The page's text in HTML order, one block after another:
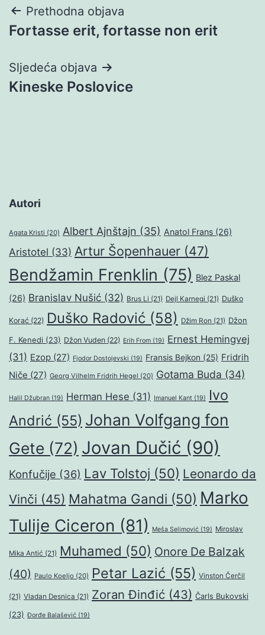
Navigacija
objava
Prethodna objava
Fortasse erit, fortasse non erit
Sljedeća objava
Kineske Poslovice
Autori
Agata Kristi (20) Albert Ajnštajn (35) Anatol Frans (26)
Aristotel (33) Artur Šopenhauer (47)
Bendžamin Frenklin (75) Blez Paskal
(26) Branislav Nušić (32) Brus Li (21) Dejl Karnegi (21) Duško
Korać (22) Duško Radović (58) Džim Ron (21) Džon
F. Kenedi (23) Džon Vuden (22) Erih From (19) Ernest Hemingvej
(31) Ezop (27) Fjodor Dostojevski (19) Fransis Bejkon (25) Fridrih
Niče (27) Georg Vilhelm Fridrih Hegel (20) Gotama Buda (34)
Halil Džubran (19) Herman Hese (31) Imanuel Kant (19)
Ivo
Andrić (55) Johan Volfgang fon
Gete (72) Jovan Dučić (90)
Konfučije (36) Lav Tolstoj (50) Leonardo da
Vinči (45) Mahatma Gandi (50) Marko
Tulije Ciceron (81) Meša Selimović (19) Miroslav
Mika Antić (21) Muhamed (50) Onore De Balzak
(40) Paulo Koeljo (20) Petar Lazić (55) Vinston Čerčil
(21) Vladan Desnica (21) Zoran Đinđić (43) Čarls Bukovski
(23) Đorđe Balašević (19)